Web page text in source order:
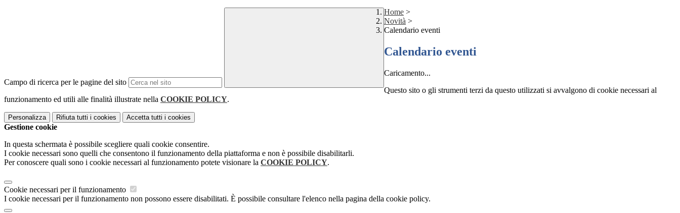
Campo di ricerca per le pagine del sito
Home >
Novità >
Calendario eventi
Calendario eventi
Caricamento...
Questo sito o gli strumenti terzi da questo utilizzati si avvalgono di cookie necessari al
funzionamento ed utili alle finalità illustrate nella COOKIE POLICY.
Personalizza Rifiuta tutti i cookies Accetta tutti i cookies
Gestione cookie
In questa schermata è possibile scegliere quali cookie consentire.
I cookie necessari sono quelli che consentono il funzionamento della piattaforma e non è possibile disabilitarli.
Per conoscere quali sono i cookie necessari al funzionamento potete visionare la COOKIE POLICY.
Cookie necessari per il funzionamento
I cookie necessari per il funzionamento non possono essere disabilitati. È possibile consultare l'elenco nella pagina della cookie policy.